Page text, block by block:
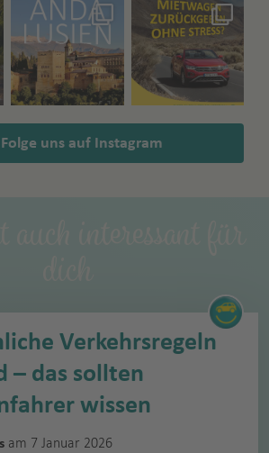
Folge uns auf Instagram
Verkehrsregeln
– das sollten
wissen
am 7 Januar 2026